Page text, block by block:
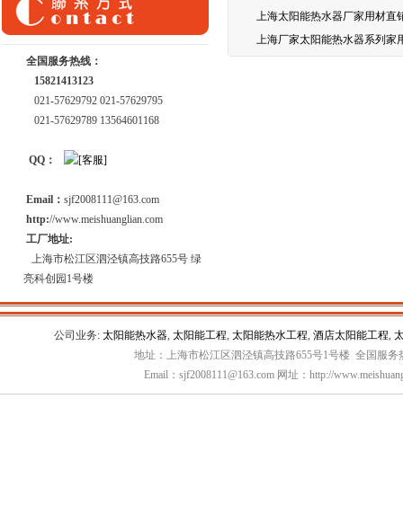
全国服务热线：
15821413123
021-57629792 021-57629795
021-57629789 13564601168
QQ：
Email： sjf2008111@163.com
http://www.meishuanglian.com
工厂地址:
上海市松江区泗泾镇高技路655号 绿
亮科创园1号楼
上海太阳能热水器厂家用材直
上海厂家太阳能热水器系列家
公司业务: 太阳能热水器, 太阳能工程, 太阳能热水工程, 酒店太阳能工程,
地址：上海市松江区泗泾镇高技路655号1号楼 全国服务
Email：sjf2008111@163.com 网址：http://